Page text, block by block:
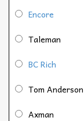
Encore
Taleman
BC Rich
Tom Anderson
Axman